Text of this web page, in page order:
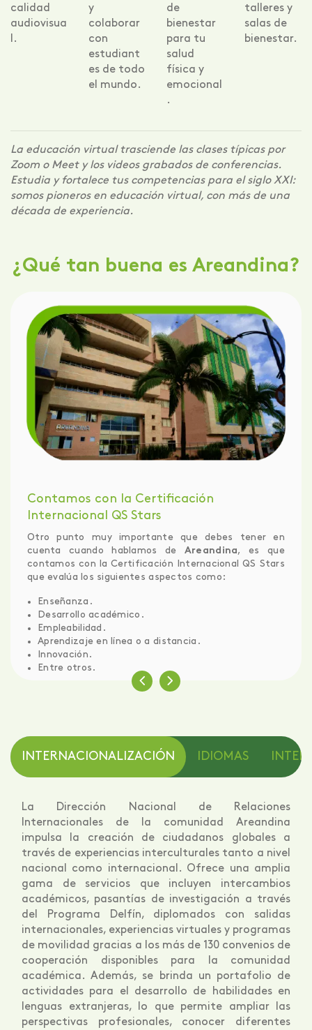
calidad
audiovisua
l.
y
colaborar
con
estudiant
es de todo
el mundo.
de
bienestar
para tu
salud
física y
emocional
.
talleres y
salas de
bienestar.
La educación virtual trasciende las clases típicas por
Zoom o Meet y los videos grabados de conferencias.
Estudia y fortalece tus competencias para el siglo XXI:
somos pioneros en educación virtual, con más de una
década de experiencia.
¿Qué tan buena es Areandina?
Contamos con la Certificación
Internacional QS Stars
Otro punto muy importante que debes tener en
cuenta cuando hablamos de Areandina, es que
contamos con la Certificación Internacional QS Stars
que evalúa los siguientes aspectos como:
Enseñanza.
Desarrollo académico.
Empleabilidad.
Aprendizaje en línea o a distancia.
Innovación.
Entre otros.
INTERNACIONALIZACIÓN IDIOMAS
La Dirección Nacional de Relaciones
Internacionales de la comunidad Areandina
impulsa la creación de ciudadanos globales a
través de experiencias interculturales tanto a nivel
nacional como internacional. Ofrece una amplia
gama de servicios que incluyen intercambios
académicos, pasantías de investigación a través
del Programa Delfín, diplomados con salidas
internacionales, experiencias virtuales y programas
de movilidad gracias a los más de 130 convenios de
cooperación disponibles para la comunidad
académica. Además, se brinda un portafolio de
actividades para el desarrollo de habilidades en
lenguas extranjeras, lo que permite ampliar las
perspectivas profesionales, conocer diferentes